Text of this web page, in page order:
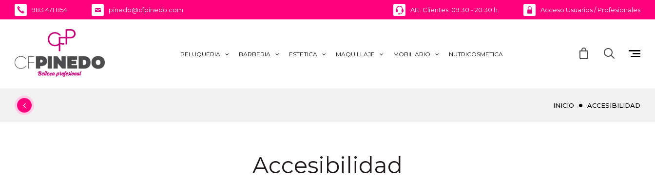
983 471 854 pinedo@cfpinedo.com Att. Clientes. 09:30 - 20:30 h. Acceso Usuarios / Profesionales
PELUQUERIA BARBERIA ESTETICA MAQUILLAJE MOBILIARIO NUTRICOSMETICA
INICIO ACCESIBILIDAD
Accesibilidad